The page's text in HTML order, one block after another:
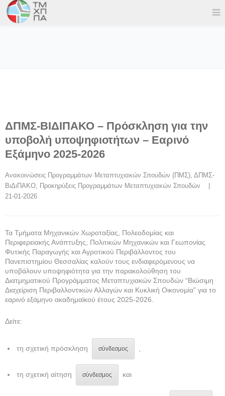
ΔΠΜΣ-ΒΙΔΙΠΑΚΟ – Πρόσκληση για την
υποβολή υποψηφιοτήτων – Εαρινό
Εξάμηνο 2025-2026
Ανακοινώσεις Προγραμμάτων Μεταπτυχιακών Σπουδών (ΠΜΣ), ΔΠΜΣ-
ΒιΔιΠΑΚΟ, Προκηρύξεις Προγραμμάτων Μεταπτυχιακών Σπουδών
21-01-2026
Τα Τμήματα Μηχανικών Χωροταξίας, Πολεοδομίας και
Περιφερειακής Ανάπτυξης, Πολιτικών Μηχανικών και Γεωπονίας
Φυτικής Παραγωγής και Αγροτικού Περιβάλλοντος του
Πανεπιστημίου Θεσσαλίας καλούν τους ενδιαφερόμενους να
υποβάλουν υποψηφιότητα για την παρακολούθηση του
Διατμηματικού Προγράμματος Μεταπτυχιακών Σπουδών “Βιώσιμη
Διαχείριση Περιβαλλοντικών Αλλαγών και Κυκλική Οικονομία” για το
εαρινό εξάμηνο ακαδημαϊκού έτους 2025-2026.
Δείτε:
τη σχετική πρόσκληση σύνδεσμος
τη σχετική αίτηση σύνδεσμος και